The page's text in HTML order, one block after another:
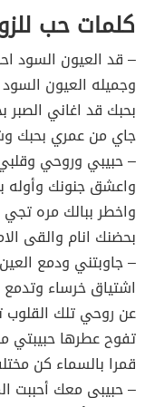
كلمات حب
– قد العيون السود
وجميله العيون السود
بحبك قد اغاني
جاي من عمري بحبك
– حبيبي وروحي
واعشق جنونك وأوله
واخطر ببالك مره
بحضنك انام والقى
– جاوبتني ودمع
اشتياق خرساء
عن روحي تلك القلوب
تفوح عطرها حبيبتي
قمرا بالسماء كن
– حبيبى معك أحببت